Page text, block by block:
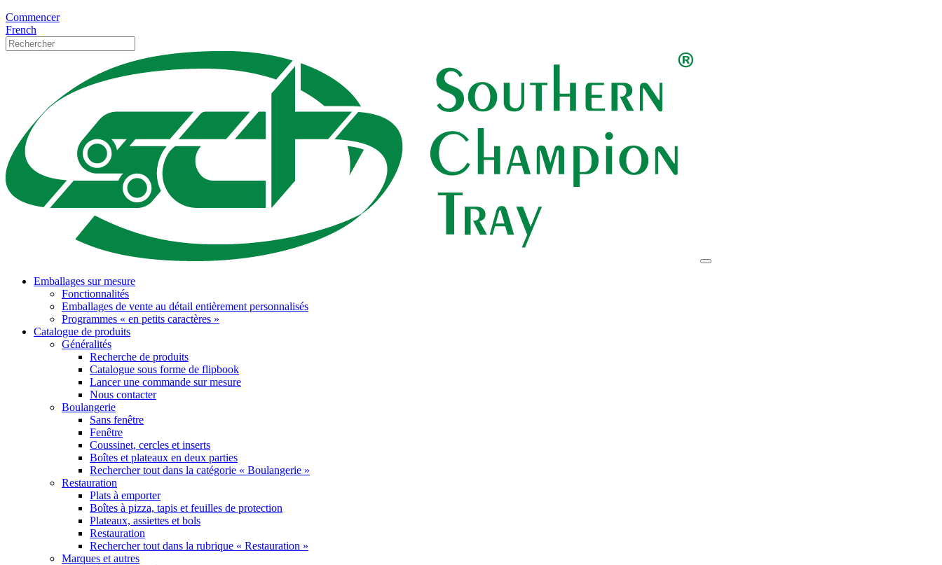
Commencer
French
Emballages sur mesure
Fonctionnalités
Emballages de vente au détail entièrement personnalisés
Programmes « en petits caractères »
Catalogue de produits
Généralités
Recherche de produits
Catalogue sous forme de flipbook
Lancer une commande sur mesure
Nous contacter
Boulangerie
Sans fenêtre
Fenêtre
Coussinet, cercles et inserts
Boîtes et plateaux en deux parties
Rechercher tout dans la catégorie « Boulangerie »
Restauration
Plats à emporter
Boîtes à pizza, tapis et feuilles de protection
Plateaux, assiettes et bols
Restauration
Rechercher tout dans la rubrique « Restauration »
Marques et autres